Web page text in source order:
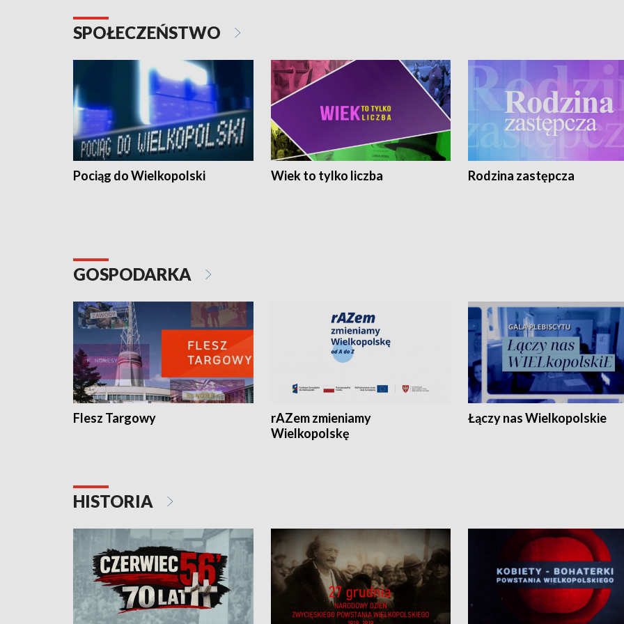
SPOŁECZEŃSTWO
Pociąg do Wielkopolski Wiek to tylko liczba Rodzina zastępcza
GOSPODARKA
Flesz Targowy
rAZem zmieniamy
Wielkopolskę
Łączy nas Wielkopolskie
HISTORIA